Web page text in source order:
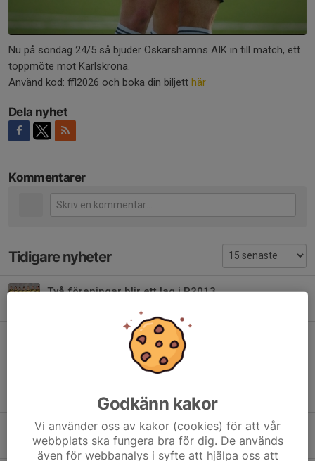
Nu på söndag 24/5 så bjuder Oskarshamns AIK in till match, ett
toppmöte mot Karlskrona.
Använd kod: ffl2026 och boka din biljett här
Dela nyhet
Kommentarer
Tidigare nyheter
Två föreningar blir ett lag i P2013
Halvårsrapport från F2013
17 jul, 16:31 0
10 jul, 15:00 0
Godkänn kakor
Vi använder oss av kakor (cookies) för att vår
webbplats ska fungera bra för dig. De används
även för webbanalys i syfte att hjälpa oss att